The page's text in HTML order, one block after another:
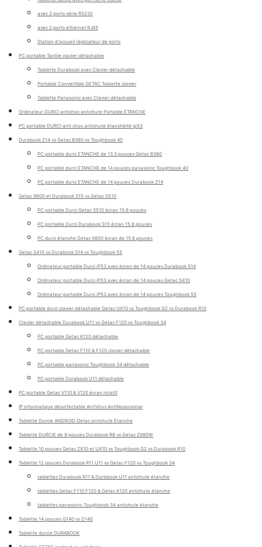
avec 2 ports série RS232
avec 2 ports ethernet RJ45
Station d'accueil réplicateur de ports
PC portable Tactile clavier détachable
Tablette Durabook avec Clavier détachable
Portable Convertible GETAC Tablette clavier
Tablette Panasonic avec Clavier détachable
Ordinateur DURCI antichoc antichute Portable ETANCHE
PC portable DURCI anti choc antichute étanchéité ip53
Durabook Z14 vs Getac B360 vs Toughbook 40
PC portable durci ETANCHE de 13.3 pouces Getac B360
PC portable durci ETANCHE de 14 pouces panasonic Toughbook 40
PC portable durci ETANCHE de 14 pouces Durabook Z14
Getac X600 et Durabook S15 vs Getac S510
PC portable Durci Getac S510 écran 15.6 pouces
PC portable Durci Durabook S15 écran 15.6 pouces
PC durci étanche Getac X600 écran de 15.6 pouces
Getac S410 vs Durabook S14 vs Toughbook 55
Ordinateur portable Durci iP53 avec écran de 14 pouces Durabook S14
Ordinateur portable Durci iP53 avec écran de 14 pouces Getac S410
Ordinateur portable Durci iP53 avec écran de 14 pouces Toughbook 55
PC portable durci clavier détachable Getac UX10 vs Toughbook G2 vs Durabook R10
Clavier détachable Durabook U11 vs Getac F120 vs Toughbook 34
PC portable Getac K120 détachable
PC portable Getac F110 & F120 clavier détachable
PC portable panasonic Toughbook 34 détachable
PC portable Durabook U11 détachable
PC portable Getac V110 & V120 écran rotatif
IP informatique désinfectable AntiVirus AntiNosocomial
Tablette Durcie ANDROID Getac antichute Etanche
Tablette DURCIE de 8 pouces Durabook R8 vs Getac ZX80W
Tablette 10 pouces Getac ZX10 et UX10 vs Toughbook G2 vs Durabook R10
Tablette 12 pouces Durabook R11 U11 vs Getac F120 vs Toughbook 34
tablettes Durabook R11 & Durabook U11 antichute étanche
tablettes Getac F110 F120 & Getac K120 antichute étanche
tablettes panasonic Toughbook 34 antichute étanche
Tablette 14 pouces G140 vs D140
Tablette durcie DURABOOK